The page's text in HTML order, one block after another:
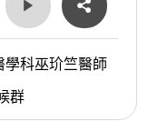
學科巫玠竺醫師
群